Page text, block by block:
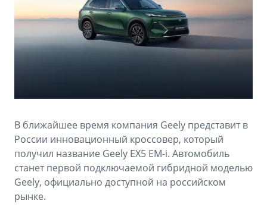
OKAVANGO MONJARO
PREFACE GEELY EX5
от 3 769 990 ₽*
Зарядные устройства
Страхование
GEELY Лизинг
Советы по эксплуатации
Спецпредложения
Сервисная книжка
Вопросы и ответы
В ближайшее время компания Geely представит в
России инновационный кроссовер, который
получил название Geely EX5 EM-i. Автомобиль
станет первой подключаемой гибридной моделью
Geely, официально доступной на российском
рынке.